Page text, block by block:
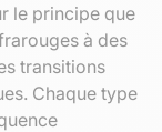
le principe que
à des
transitions
Chaque type